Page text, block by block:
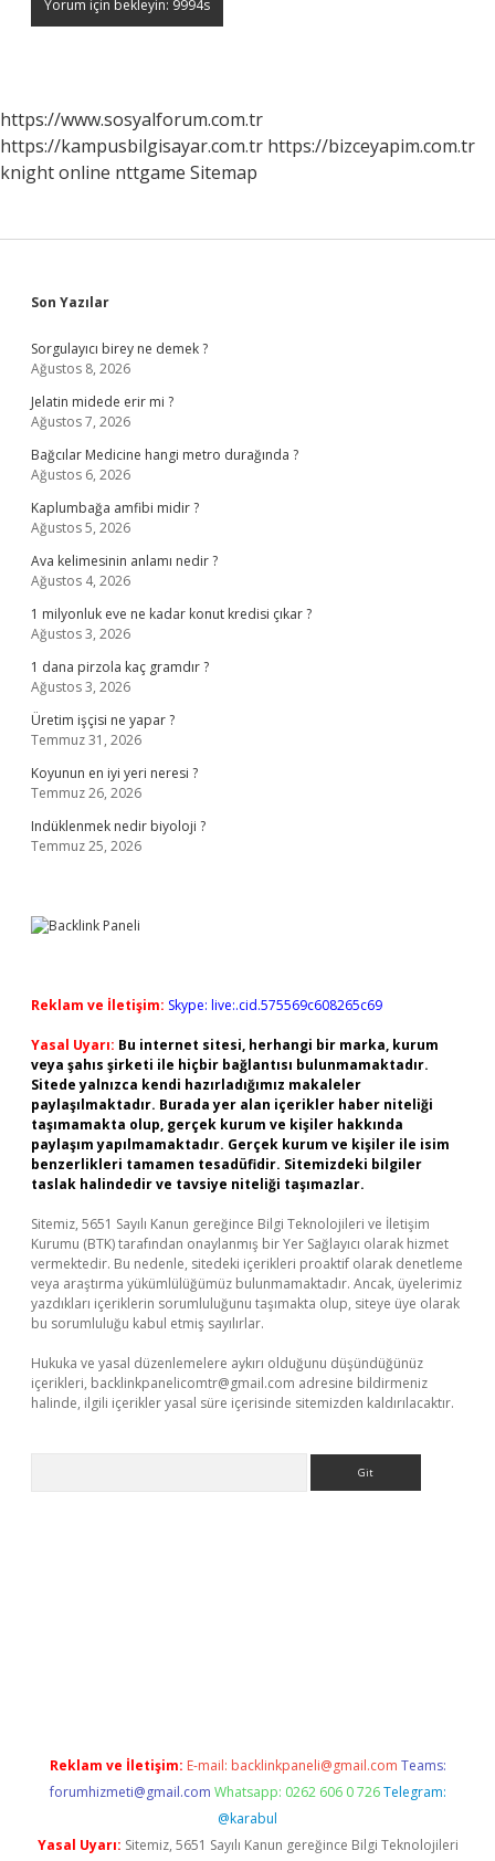
https://www.sosyalforum.com.tr
https://kampusbilgisayar.com.tr https://bizceyapim.com.tr
knight online nttgame Sitemap
Sidebar
Son Yazılar
Sorgulayıcı birey ne demek ?
Ağustos 8, 2026
Jelatin midede erir mi ?
Ağustos 7, 2026
Bağcılar Medicine hangi metro durağında ?
Ağustos 6, 2026
Kaplumbağa amfibi midir ?
Ağustos 5, 2026
Ava kelimesinin anlamı nedir ?
Ağustos 4, 2026
1 milyonluk eve ne kadar konut kredisi çıkar ?
Ağustos 3, 2026
1 dana pirzola kaç gramdır ?
Ağustos 3, 2026
Üretim işçisi ne yapar ?
Temmuz 31, 2026
Koyunun en iyi yeri neresi ?
Temmuz 26, 2026
Indüklenmek nedir biyoloji ?
Temmuz 25, 2026
Reklam ve İletişim: Skype: live:.cid.575569c608265c69
Yasal Uyarı: Bu internet sitesi, herhangi bir marka, kurum
veya şahıs şirketi ile hiçbir bağlantısı bulunmamaktadır.
Sitede yalnızca kendi hazırladığımız makaleler
paylaşılmaktadır. Burada yer alan içerikler haber niteliği
taşımamakta olup, gerçek kurum ve kişiler hakkında
paylaşım yapılmamaktadır. Gerçek kurum ve kişiler ile isim
benzerlikleri tamamen tesadüfidir. Sitemizdeki bilgiler
taslak halindedir ve tavsiye niteliği taşımazlar.
Sitemiz, 5651 Sayılı Kanun gereğince Bilgi Teknolojileri ve İletişim
Kurumu (BTK) tarafından onaylanmış bir Yer Sağlayıcı olarak hizmet
vermektedir. Bu nedenle, sitedeki içerikleri proaktif olarak denetleme
veya araştırma yükümlülüğümüz bulunmamaktadır. Ancak, üyelerimiz
yazdıkları içeriklerin sorumluluğunu taşımakta olup, siteye üye olarak
bu sorumluluğu kabul etmiş sayılırlar.
Hukuka ve yasal düzenlemelere aykırı olduğunu düşündüğünüz
içerikleri, backlinkpanelicomtr@gmail.com adresine bildirmeniz
halinde, ilgili içerikler yasal süre içerisinde sitemizden kaldırılacaktır.
Reklam ve İletişim: E-mail: backlinkpaneli@gmail.com Teams:
forumhizmeti@gmail.com Whatsapp: 0262 606 0 726 Telegram:
@karabul
Yasal Uyarı: Sitemiz, 5651 Sayılı Kanun gereğince Bilgi Teknolojileri